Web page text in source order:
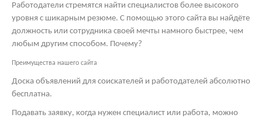
Работодатели стремятся найти специалистов более высокого
уровня с шикарным резюме. С помощью этого сайта вы найдёте
должность или сотрудника своей мечты намного быстрее, чем
любым другим способом. Почему?
Преимущества нашего сайта
Доска объявлений для соискателей и работодателей абсолютно
бесплатна.
Подавать заявку, когда нужен специалист или работа, можно